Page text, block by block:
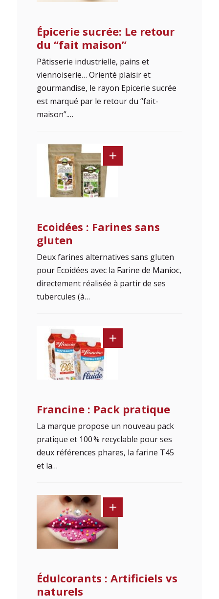
Épicerie sucrée: Le retour
du “fait maison”
Pâtisserie industrielle, pains et
viennoiserie… Orienté plaisir et
gourmandise, le rayon Epicerie sucrée
est marqué par le retour du “fait-
maison”.…
Ecoidées : Farines sans
gluten
Deux farines alternatives sans gluten
pour Ecoidées avec la Farine de Manioc,
directement réalisée à partir de ses
tubercules (à…
Francine : Pack pratique
La marque propose un nouveau pack
pratique et 100 % recyclable pour ses
deux références phares, la farine T45
et la…
Édulcorants : Artificiels vs
naturels